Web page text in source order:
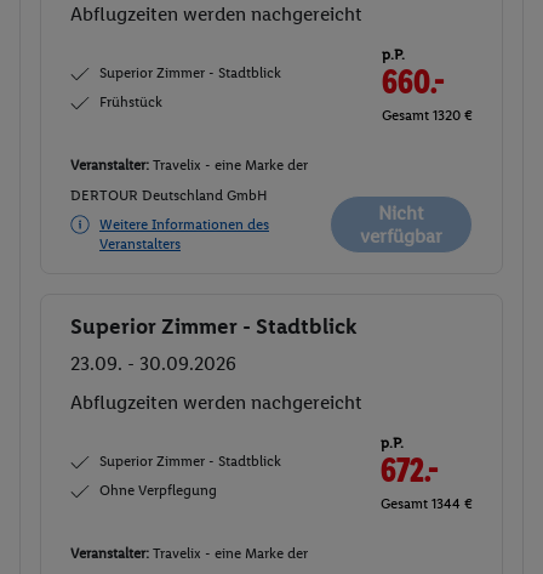
Abflugzeiten werden nachgereicht
Superior Zimmer - Stadtblick
Frühstück
p.P.
660.-
Gesamt 1320 €
Veranstalter: Travelix - eine Marke der
DERTOUR Deutschland GmbH
Weitere Informationen des
Veranstalters
Nicht
verfügbar
Buchen
Superior Zimmer - Stadtblick
23.09. - 30.09.2026
Abflugzeiten werden nachgereicht
Superior Zimmer - Stadtblick
Ohne Verpflegung
p.P.
672.-
Gesamt 1344 €
Veranstalter: Travelix - eine Marke der